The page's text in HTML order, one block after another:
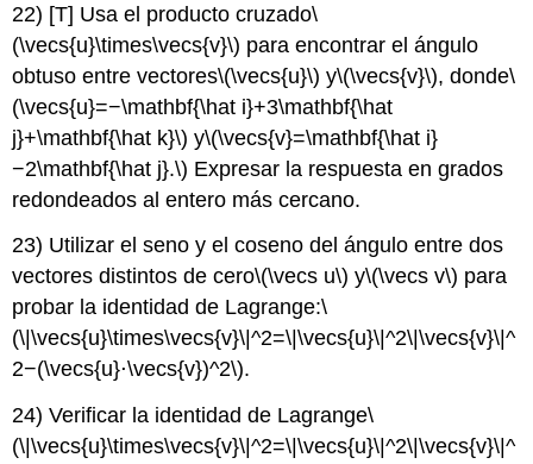
22) [T] Usa el producto cruzado\
(\vecs{u}\times\vecs{v}\) para encontrar el ángulo
obtuso entre vectores\(\vecs{u}\) y\(\vecs{v}\), donde\
(\vecs{u}=−\mathbf{\hat i}+3\mathbf{\hat
j}+\mathbf{\hat k}\) y\(\vecs{v}=\mathbf{\hat i}
−2\mathbf{\hat j}.\) Expresar la respuesta en grados
redondeados al entero más cercano.
23) Utilizar el seno y el coseno del ángulo entre dos
vectores distintos de cero\(\vecs u\) y\(\vecs v\) para
probar la identidad de Lagrange:\
(\|\vecs{u}\times\vecs{v}\|^2=\|\vecs{u}\|^2\|\vecs{v}\|^
2−(\vecs{u}⋅\vecs{v})^2\).
24) Verificar la identidad de Lagrange\
(\|\vecs{u}\times\vecs{v}\|^2=\|\vecs{u}\|^2\|\vecs{v}\|^